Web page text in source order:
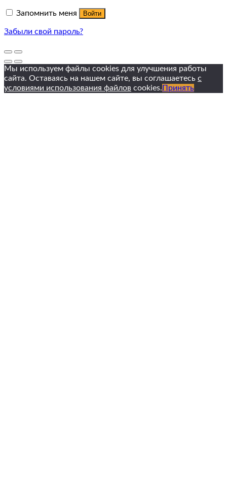
Запомнить меня Войти
Забыли свой пароль?
Мы используем файлы cookies для улучшения работы
сайта. Оставаясь на нашем сайте, вы соглашаетесь с
условиями использования файлов cookies. Принять